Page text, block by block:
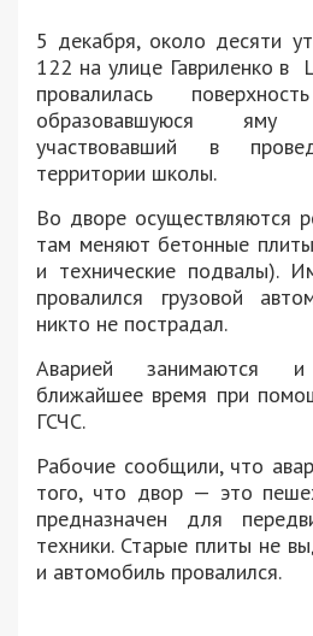
5 декабря, около десяти
122 на улице Гавриленко в
провалилась
образовавшуюся яму
участвовавший в
территории школы.
Во дворе осуществляются
там меняют бетонные
и технические подвалы).
провалился грузовой
никто не пострадал.
Аварией занимаются
ближайшее время при
ГСЧС.
Рабочие сообщили, что
того, что двор — это
предназначен для
техники. Старые плиты не
и автомобиль провалился.